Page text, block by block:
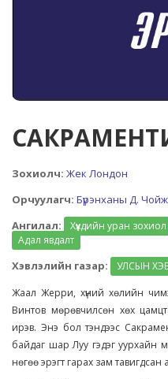
Зохиолч: Жек Лондон
Орчуулагч: Бүрэнханы Д.
Ангилал:
Хүүхдийн уран зохиол
Адал явдалт
Хэвлэлийн газар:
УЛСЫН
Жаал Жерри, хүний хөлийн
Винтов мөрөвчилсөн хөх
ирэв. Энэ бол тэндээс
байдаг шар Луу гэдэг уурхайн
нөгөө эрэгт гарах зам тавигдсан